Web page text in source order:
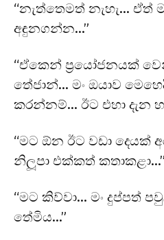
“නැත්තෙමත් නැහැ… ඒත්
අඳුනගන්න…”
“ඒකෙන් ප්‍රයෝජනයක්
තේජාන්… මං ඔයාව
කරන්නම්… ඊට එහා දැන
“මට ඕන ඊට වඩා දෙයක්
නිලූපා එක්කත් කතාකළා…”
“මට කිව්වා… මං දුප්පත්
තේමිය…”